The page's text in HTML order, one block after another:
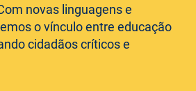
novas linguagens e
o vínculo entre educação
cidadãos críticos e